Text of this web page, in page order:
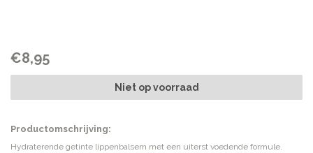
€8,95
Niet op voorraad
Productomschrijving:
Hydraterende getinte lippenbalsem met een uiterst voedende formule.